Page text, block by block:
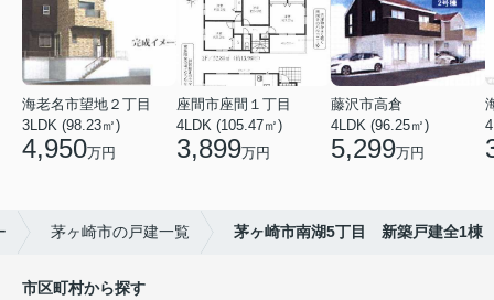
海老名市望地２丁目
3LDK (98.23㎡)
4,950万円
座間市座間１丁目
4LDK (105.47㎡)
3,899万円
藤沢市高倉
4LDK (96.25㎡)
5,299万円
茅ヶ崎市の戸建一覧 茅ヶ崎市南湖5丁目 新築戸建全1棟
市区町村から探す